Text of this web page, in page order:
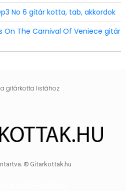
No 6 gitár kotta, tab, akkordok
On The Carnival Of Veniece gitár
gitárkotta listához
© Gitarkottak.hu